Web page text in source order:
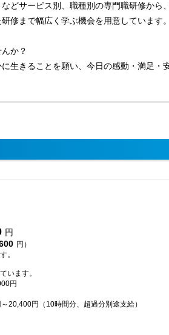
どサービス別、職種別の専門職研修から
修まで幅広く学ぶ機会を用意しています。
か？
生きることを願い、今日の感動・満足
円
円）
。
います。
円
20,400円（10時間分、超過分別途支給）